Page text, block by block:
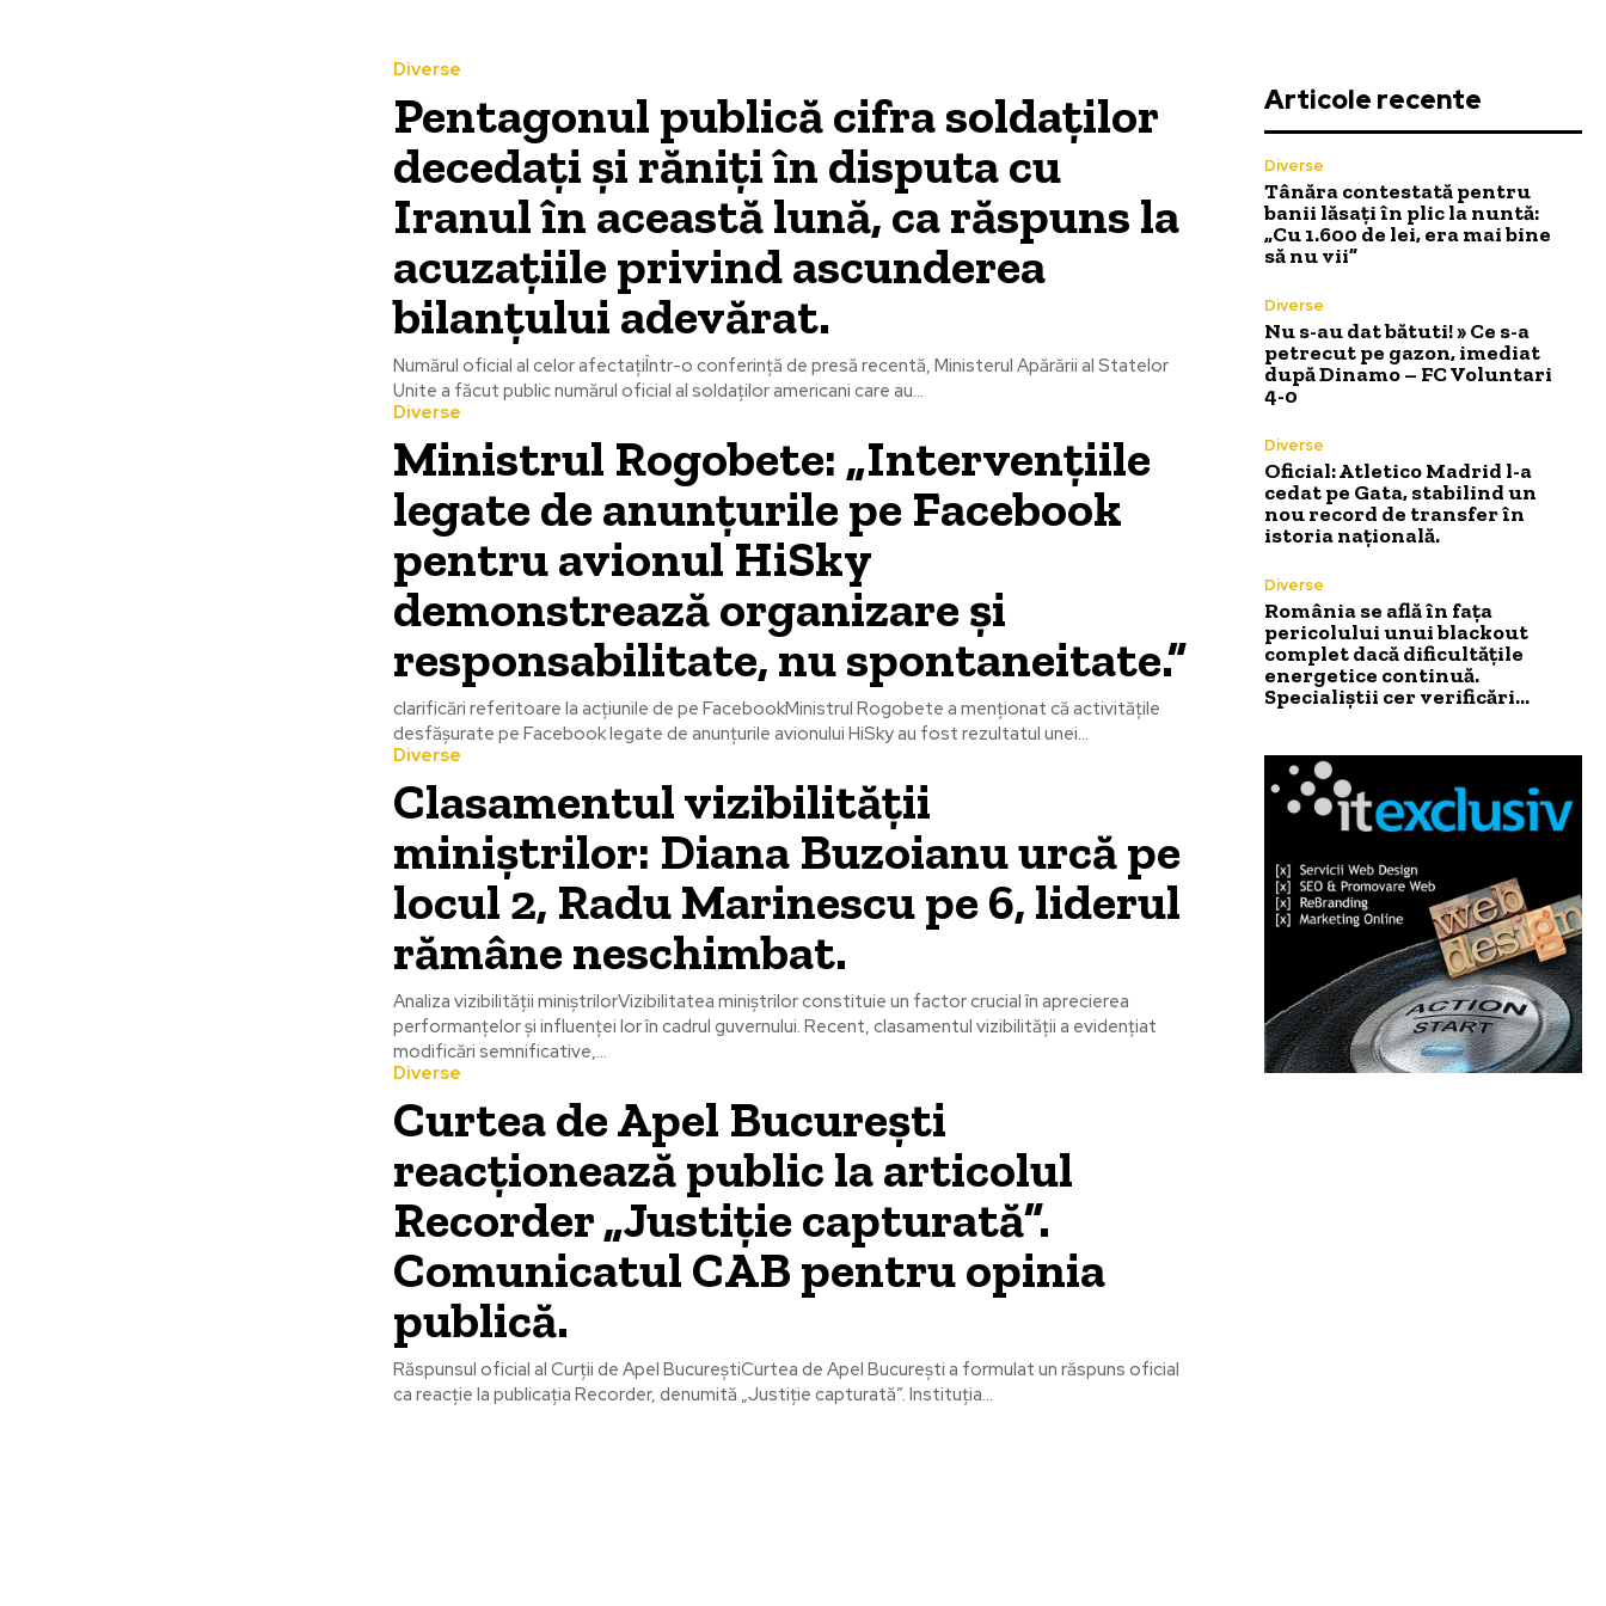
Diverse
Pentagonul publică cifra soldaților
decedați și răniți în disputa cu
Iranul în această lună, ca răspuns la
acuzațiile privind ascunderea
bilanțului adevărat.
Numărul oficial al celor afectațiÎntr-o conferință de presă recentă, Ministerul Apărării al Statelor
Unite a făcut public numărul oficial al soldaților americani care au...
Diverse
Ministrul Rogobete: „Intervențiile
legate de anunțurile pe Facebook
pentru avionul HiSky
demonstrează organizare și
responsabilitate, nu spontaneitate.”
clarificări referitoare la acțiunile de pe FacebookMinistrul Rogobete a menționat că activitățile
desfășurate pe Facebook legate de anunțurile avionului HiSky au fost rezultatul unei...
Diverse
Clasamentul vizibilității
miniștrilor: Diana Buzoianu urcă pe
locul 2, Radu Marinescu pe 6, liderul
rămâne neschimbat.
Analiza vizibilității miniștrilorVizibilitatea miniștrilor constituie un factor crucial în aprecierea
performanțelor și influenței lor în cadrul guvernului. Recent, clasamentul vizibilității a evidențiat
modificări semnificative,...
Diverse
Curtea de Apel București
reacționează public la articolul
Recorder „Justiție capturată”.
Comunicatul CAB pentru opinia
publică.
Răspunsul oficial al Curții de Apel BucureștiCurtea de Apel București a formulat un răspuns oficial
ca reacție la publicația Recorder, denumită „Justiție capturată”. Instituția...
Articole recente
Diverse
Tânăra contestată pentru
banii lăsați în plic la nuntă:
„Cu 1.600 de lei, era mai bine
să nu vii”
Diverse
Nu s-au dat bătuti! » Ce s-a
petrecut pe gazon, imediat
după Dinamo – FC Voluntari
4-0
Diverse
Oficial: Atletico Madrid l-a
cedat pe Gata, stabilind un
nou record de transfer în
istoria națională.
Diverse
România se află în fața
pericolului unui blackout
complet dacă dificultățile
energetice continuă.
Specialiștii cer verificări…